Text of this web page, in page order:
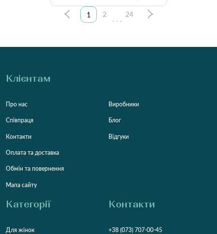
1 2
...
24
Клієнтам
Про нас
Співпраця
Контакти
Оплата та доставка
Обмін та повернення
Мапа сайту
Виробники
Блог
Відгуки
Категорії
Для жінок
Контакти
+38 (073) 707-00-45